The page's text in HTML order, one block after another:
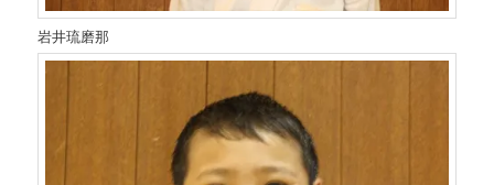
岩井琉磨那